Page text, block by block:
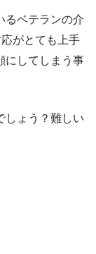
るベテランの介
がとても上手
にしてしまう事
しょう？難しい